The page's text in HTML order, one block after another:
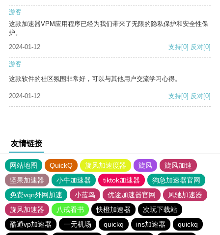
游客
这款加速器VPM应用程序已经为我们带来了无限的隐私保护和安全性保
护。
2024-01-12
支持[0] 反对[0]
游客
这款软件的社区氛围非常好，可以与其他用户交流学习心得。
2024-01-12 支持[0] 反对[0]
友情链接
网站地图 QuickQ 旋风加速度器 旋风
旋风加速
坚果加速器
小牛加速器 tiktok加速器
狗急加速器官网
免费vqn外网加速
小蓝鸟 优途加速器官网
风驰加速器
旋风加速器
八戒看书 快橙加速器
次玩下载站
酷通vp加速器
一元机场 quickq ins加速器 quickq